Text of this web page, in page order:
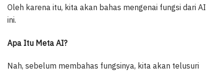
Oleh karena itu, kita akan bahas mengenai fungsi dari AI
ini.
Apa Itu Meta AI?
Nah, sebelum membahas fungsinya, kita akan telusuri